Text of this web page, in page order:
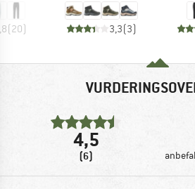
(20) 3,3(3)
4,5
(6)